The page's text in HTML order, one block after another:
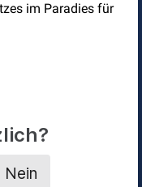
im Paradies für
Nein